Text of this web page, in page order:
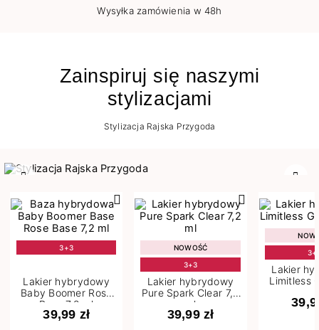
Wysyłka zamówienia w 48h
Zainspiruj się naszymi
stylizacjami
Stylizacja Rajska Przygoda
3+3
Lakier hybrydowy
Baby Boomer Rose
Base 7,2 ml
39,99 zł
NOWOŚĆ
3+3
Lakier hybrydowy
Pure Spark Clear 7,2
ml
39,99 zł
Lakier
Limitless